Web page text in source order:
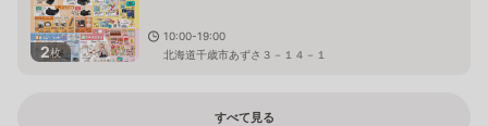
2枚
10:00-19:00
北海道千歳市あずさ３－１４－１
すべて見る